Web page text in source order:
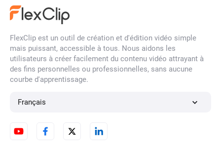
Générateur de Portraits de
Médecins par IA en Ligne
Générateur de photos de profil
Tinder par IA
Générateur de Photos de
FlexClip est un outil de création et d'édition vidéo simple
mais puissant, accessible à tous. Nous aidons les
utilisateurs à créer facilement du contenu vidéo attrayant à
des fins personnelles ou professionnelles, sans aucune
courbe d'apprentissage.
Français